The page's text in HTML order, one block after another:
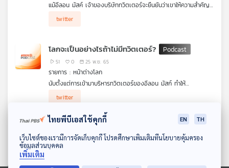
ดาวน์โหลด Thai PBS Podcast Application
แม้อีลอน มัสค์ เจ้าของบริษัททวิตเตอร์จะยืนยันว่าเขาให้ความสำคัญ
จากที่เขาระงับบัญชีของผู้สื่อข่าวหลายคน และมีรายงานจากคนวงใน
twitter
โลกจะเป็นอย่างไรถ้าไม่มีทวิตเตอร์?
51 0 25 พ.ย. 65
รายการ : หน้าต่างโลก
นับตั้งแต่การเข้ามาบริหารทวิตเตอร์ของอีลอน มัสก์ ทำให้
สถานการณ์ภายในบริษัทมีความปั่นป่วนอย่างมาก ทั้งการปลด
พนักงานและปรับเปลี่ยนนโยบาย สะท้อนถึงอนาคตที่ไม่แน่นอนของ
แพลตฟอร์มออนไลน์นี้จนเกิดการตั้งคำถามว่าโลกจะเป็นอย่างไรถ้าไม่
มีทวิตเตอร์
twitter
EP. 663: สถานการณ์ของ Meta และ
Twitter จะไปทางไหนต่อ
ไทยพีบีเอสใช้คุกกี้ EN TH
เว็บไซต์ของเรามีการจัดเก็บคุกกี้ โปรดศึกษาเพิ่มเติมที่นโยบายคุ้มครอง
ข้อมูลส่วนบุคคล
เพิ่มเติม